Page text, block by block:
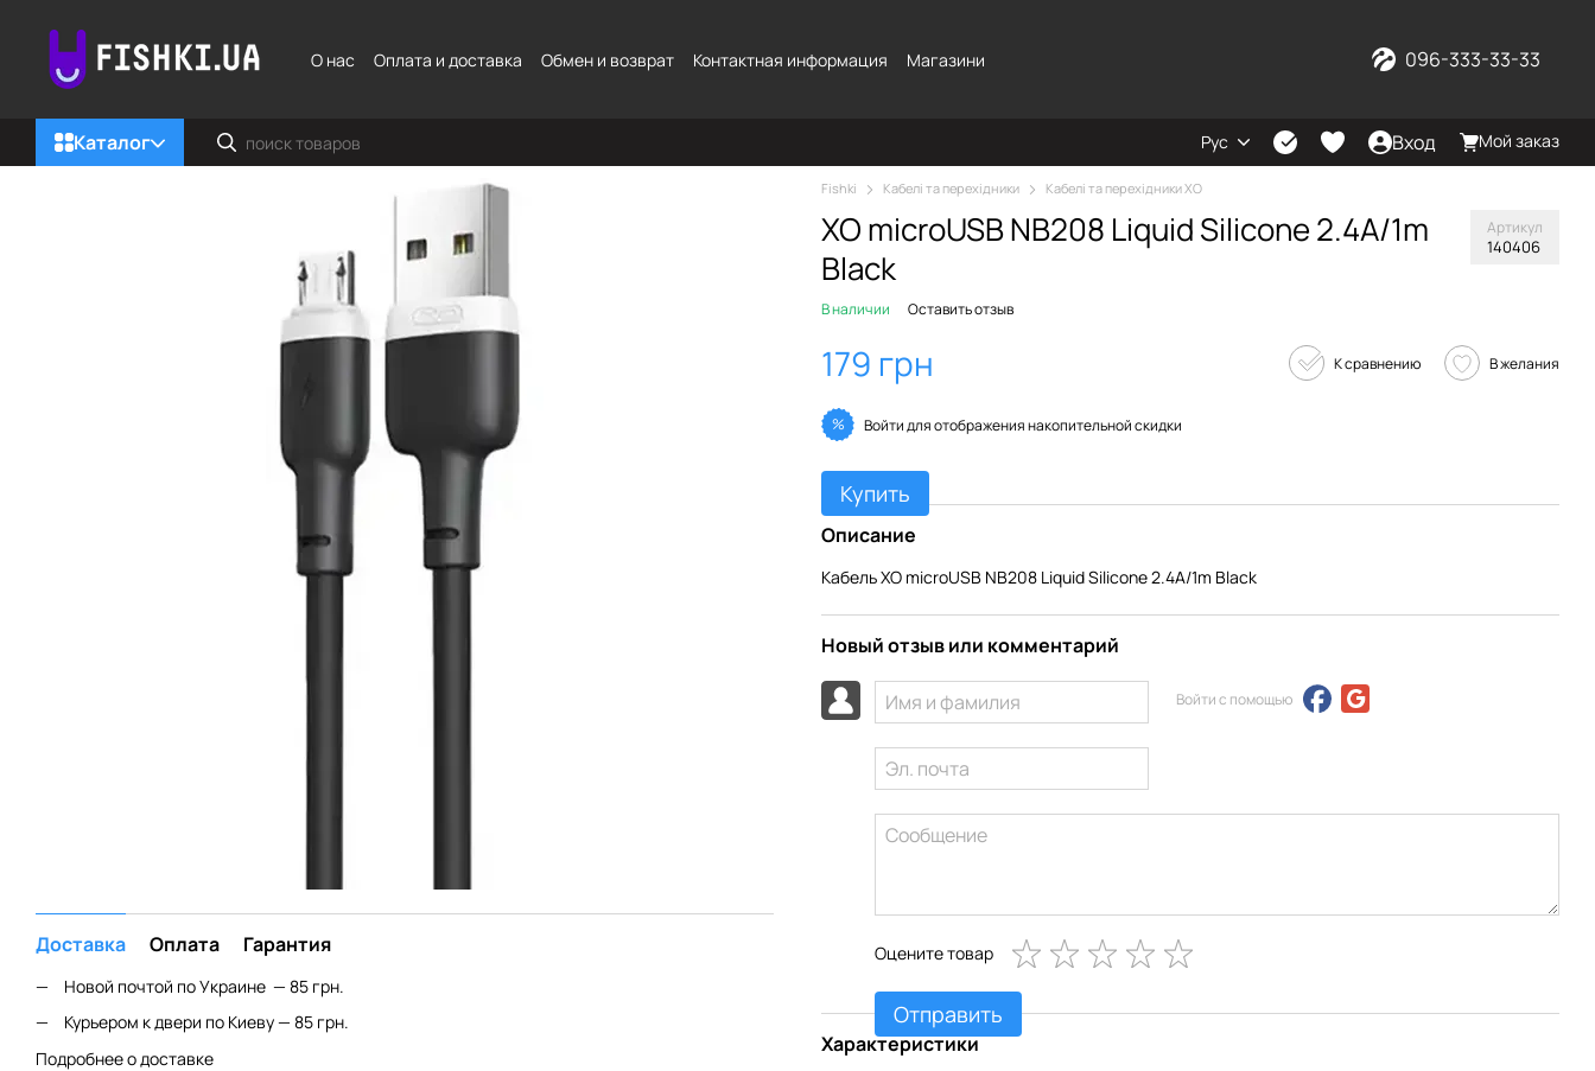
О нас
Оплата и доставка Обмен и возврат Контактная информация Магазини 096-333-33-33
Каталог Рус Вход Мой заказ
Доставка Оплата Гарантия
Новой почтой по Украине — 85 грн.
Курьером к двери по Киеву — 85 грн.
Подробнее о доставке
Fishki Кабелі та перехідники Кабелі та перехідники XO
XO microUSB NB208 Liquid Silicone 2.4A/1m
Black
Артикул
140406
В наличии Оставить отзыв
179 грн К сравнению В желания
% Войтидля отображения накопительной скидки
Купить
Описание
Кабель XO microUSB NB208 Liquid Silicone 2.4A/1m Black
Новый отзыв или комментарий
Войти с помощью
Оцените товар
Отправить
Характеристики